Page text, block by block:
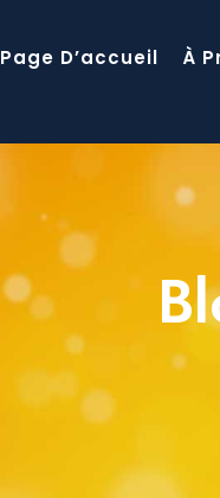
Page D’accueil À